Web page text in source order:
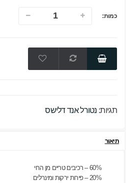
כמות:
תגיות: נטורל אנד דלישס
תיאור
60% – רכיבים טריים מן החי
20% – פירות ירקות ומינרלים